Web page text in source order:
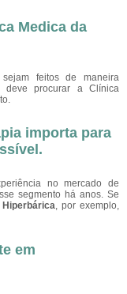
Medica da
feitos de maneira
deve procurar a Clínica
importa para
no mercado de
segmento há anos. Se
, por exemplo,
em